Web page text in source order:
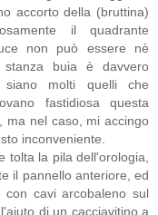
accorto della (bruttina)
il quadrante
non può essere nè
buia è davvero
siano molti quelli che
fastidiosa questa
ma nel caso, mi accingo
inconveniente.
tolta la pila dell'orologia,
il pannello anteriore, ed
cavi arcobaleno sul
di un cacciavitino a